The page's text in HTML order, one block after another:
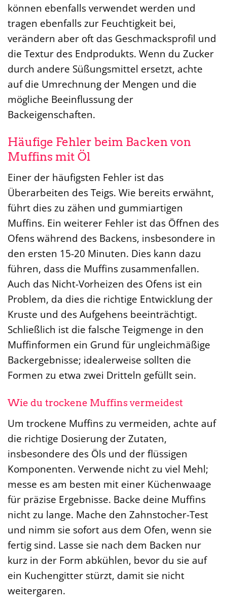
können ebenfalls verwendet werden und
tragen ebenfalls zur Feuchtigkeit bei,
verändern aber oft das Geschmacksprofil und
die Textur des Endprodukts. Wenn du Zucker
durch andere Süßungsmittel ersetzt, achte
auf die Umrechnung der Mengen und die
mögliche Beeinflussung der
Backeigenschaften.
Häufige Fehler beim Backen von
Muffins mit Öl
Einer der häufigsten Fehler ist das
Überarbeiten des Teigs. Wie bereits erwähnt,
führt dies zu zähen und gummiartigen
Muffins. Ein weiterer Fehler ist das Öffnen des
Ofens während des Backens, insbesondere in
den ersten 15-20 Minuten. Dies kann dazu
führen, dass die Muffins zusammenfallen.
Auch das Nicht-Vorheizen des Ofens ist ein
Problem, da dies die richtige Entwicklung der
Kruste und des Aufgehens beeinträchtigt.
Schließlich ist die falsche Teigmenge in den
Muffinformen ein Grund für ungleichmäßige
Backergebnisse; idealerweise sollten die
Formen zu etwa zwei Dritteln gefüllt sein.
Wie du trockene Muffins vermeidest
Um trockene Muffins zu vermeiden, achte auf
die richtige Dosierung der Zutaten,
insbesondere des Öls und der flüssigen
Komponenten. Verwende nicht zu viel Mehl;
messe es am besten mit einer Küchenwaage
für präzise Ergebnisse. Backe deine Muffins
nicht zu lange. Mache den Zahnstocher-Test
und nimm sie sofort aus dem Ofen, wenn sie
fertig sind. Lasse sie nach dem Backen nur
kurz in der Form abkühlen, bevor du sie auf
ein Kuchengitter stürzt, damit sie nicht
weitergaren.